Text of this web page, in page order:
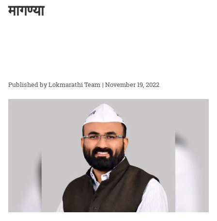
मागण्या
Lokmarathi Team | November 19, 2022